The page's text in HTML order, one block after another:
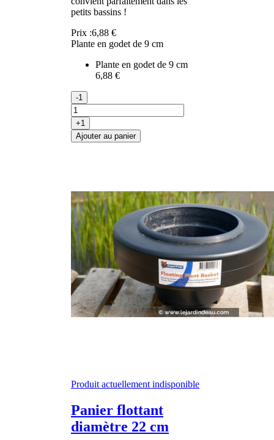
petits bassins !
Prix :6,88 €
Plante en godet de 9 cm
Plante en godet de 9 cm
6,88 €
-1
+1
Ajouter au panier
Produit actuellement indisponible
Panier flottant
diamètre 22 cm